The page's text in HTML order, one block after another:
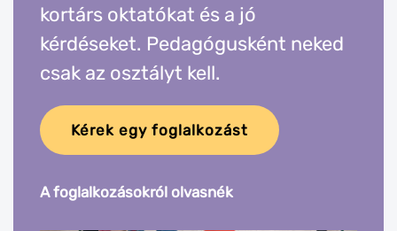
kortárs oktatókat és a jó
kérdéseket. Pedagógusként neked
csak az osztályt kell.
Kérek egy foglalkozást
A foglalkozásokról olvasnék